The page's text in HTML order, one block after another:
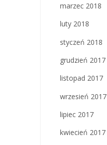
marzec 2018
luty 2018
styczeń 2018
grudzień 2017
listopad 2017
wrzesień 2017
lipiec 2017
kwiecień 2017